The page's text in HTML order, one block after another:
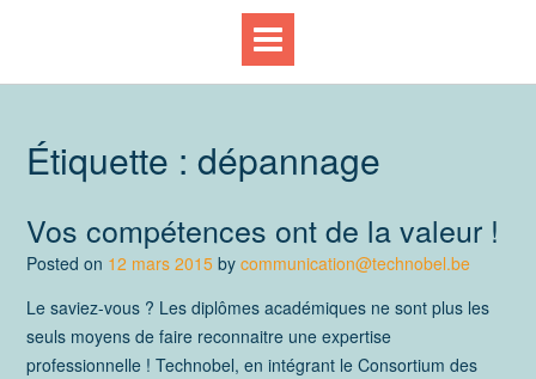
Étiquette : dépannage
Vos compétences ont de la valeur !
Posted on 12 mars 2015 by communication@technobel.be
Le saviez-vous ? Les diplômes académiques ne sont plus les
seuls moyens de faire reconnaitre une expertise
professionnelle ! Technobel, en intégrant le Consortium des